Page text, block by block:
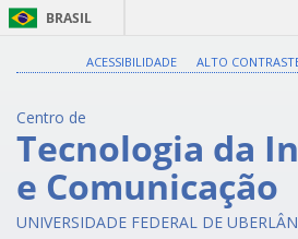
BRASIL
ACESSIBILIDADE ALTO
Centro de
Tecnologia da
e Comunicação
UNIVERSIDADE FEDERAL DE